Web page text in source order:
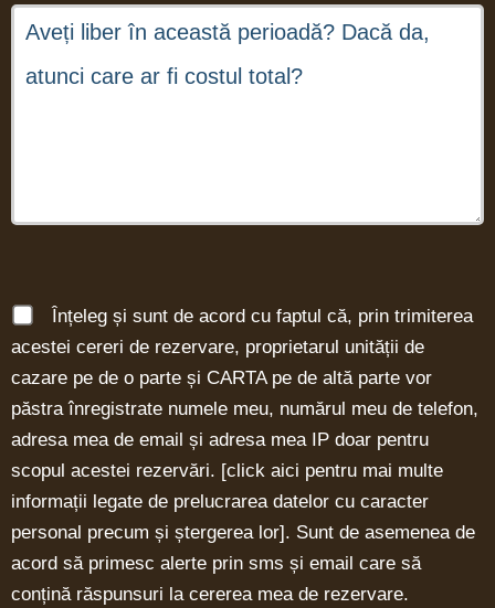
Înțeleg și sunt de acord cu faptul că, prin trimiterea
acestei cereri de rezervare, proprietarul unității de
cazare pe de o parte și CARTA pe de altă parte vor
păstra înregistrate numele meu, numărul meu de telefon,
adresa mea de email și adresa mea IP doar pentru
scopul acestei rezervări. [click aici pentru mai multe
informații legate de prelucrarea datelor cu caracter
personal precum și ștergerea lor]. Sunt de asemenea de
acord să primesc alerte prin sms și email care să
conțină răspunsuri la cererea mea de rezervare.